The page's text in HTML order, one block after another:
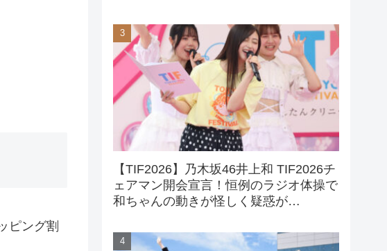
ピング割
【TIF2026】乃木坂46井上和 TIF2026チ
ェアマン開会宣言！恒例のラジオ体操で
和ちゃんの動きが怪しく疑惑が…